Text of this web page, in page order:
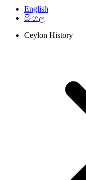
English
සිංහල
Ceylon History